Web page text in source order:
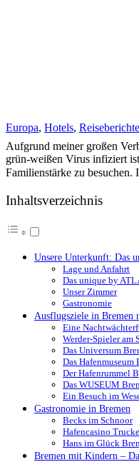
Europa, Hotels, Reiseberichte
Aufgrund meiner großen
grün-weißen Virus infiziert
Familienstärke zu
Inhaltsverzeichnis
Unsere Unterkunft: Das
Lage und Anfahrt
Das unique by
Unser Zimmer
Gastronomie
Ausflugsziele in Bremen
Eine
Werder-Spieler am
Das Universum
Das Hafenmuseum
Der Hafenrummel
Das WUSEUM
Ein Besuch im
Gastronomie in Bremen
Becks im Schnoor
Hafencasino
Hans im Glück
Bremen mit Kindern –